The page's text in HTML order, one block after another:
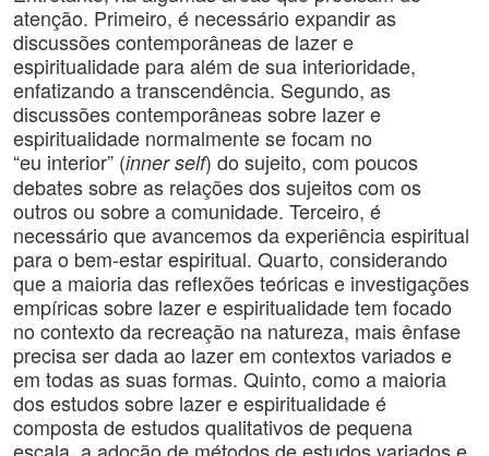
atenção. Primeiro, é necessário expandir as
discussões contemporâneas de lazer e
espiritualidade para além de sua interioridade,
enfatizando a transcendência. Segundo, as
discussões contemporâneas sobre lazer e
espiritualidade normalmente se focam no
“eu interior” (inner self) do sujeito, com poucos
debates sobre as relações dos sujeitos com os
outros ou sobre a comunidade. Terceiro, é
necessário que avancemos da experiência espiritual
para o bem-estar espiritual. Quarto, considerando
que a maioria das reflexões teóricas e investigações
empíricas sobre lazer e espiritualidade tem focado
no contexto da recreação na natureza, mais ênfase
precisa ser dada ao lazer em contextos variados e
em todas as suas formas. Quinto, como a maioria
dos estudos sobre lazer e espiritualidade é
composta de estudos qualitativos de pequena